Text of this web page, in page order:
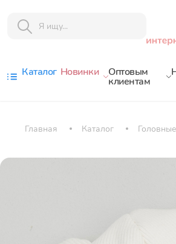
Каталог Новинки Оптовым
клиентам
Главная Каталог